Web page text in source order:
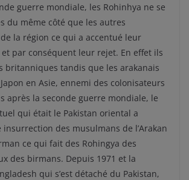
guerre mondiale, les Rohinhya ne se
du même côté que les autres
la région ce qui a accentué leur
par conséquent leur rejet. En effet ils
britanniques tandis que les arakanais
en Asie, ennemi des colonisateurs
après la seconde guerre mondiale, le
qui était le Pakistan oriental a
insurrection des musulmans de l’Arakan
ce qui fait des Rohingya des
des birmans. Depuis 1971 et la
qui s’est détaché du Pakistan,